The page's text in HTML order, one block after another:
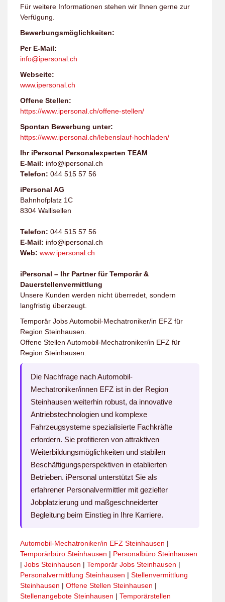
Für weitere Informationen stehen wir Ihnen gerne zur
Verfügung.
Bewerbungsmöglichkeiten:
Per E-Mail:
info@ipersonal.ch
Webseite:
www.ipersonal.ch
Offene Stellen:
https://www.ipersonal.ch/offene-stellen/
Spontan Bewerbung unter:
https://www.ipersonal.ch/lebenslauf-hochladen/
Ihr iPersonal Personalexperten TEAM
E-Mail: info@ipersonal.ch
Telefon: 044 515 57 56
iPersonal AG
Bahnhofplatz 1C
8304 Wallisellen
Telefon: 044 515 57 56
E-Mail: info@ipersonal.ch
Web: www.ipersonal.ch
iPersonal – Ihr Partner für Temporär &
Dauerstellenvermittlung
Unsere Kunden werden nicht überredet, sondern
langfristig überzeugt.
Temporär Jobs Automobil-Mechatroniker/in EFZ für
Region Steinhausen.
Offene Stellen Automobil-Mechatroniker/in EFZ für
Region Steinhausen.
Die Nachfrage nach Automobil-
Mechatroniker/innen EFZ ist in der Region
Steinhausen weiterhin robust, da innovative
Antriebstechnologien und komplexe
Fahrzeugsysteme spezialisierte Fachkräfte
erfordern. Sie profitieren von attraktiven
Weiterbildungsmöglichkeiten und stabilen
Beschäftigungsperspektiven in etablierten
Betrieben. iPersonal unterstützt Sie als
erfahrener Personalvermittler mit gezielter
Jobplatzierung und maßgeschneiderter
Begleitung beim Einstieg in Ihre Karriere.
Automobil-Mechatroniker/in EFZ Steinhausen |
Temporärbüro Steinhausen | Personalbüro Steinhausen
| Jobs Steinhausen | Temporär Jobs Steinhausen |
Personalvermittlung Steinhausen | Stellenvermittlung
Steinhausen | Offene Stellen Steinhausen |
Stellenangebote Steinhausen | Temporärstellen